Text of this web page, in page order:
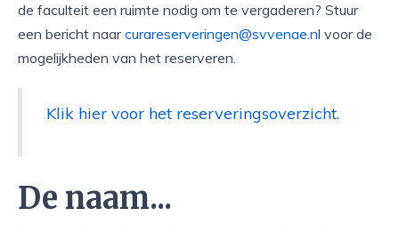
de faculteit een ruimte nodig om te vergaderen? Stuur
een bericht naarcurareserveringen@svvenae.nl voor de
mogelijkheden van het reserveren.
Klik hier voor het reserveringsoverzicht.
De naam...